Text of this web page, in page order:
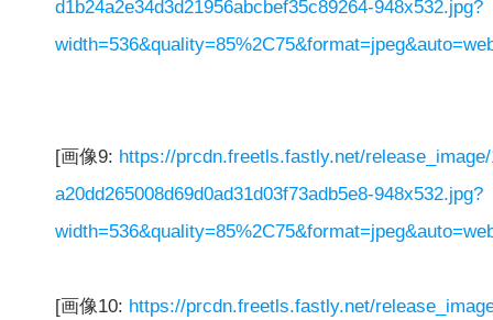
d1b24a2e34d3d21956abcbef35c89264-948x532.jpg?
[画像9: https://prcdn.freetls.fastly.net/
a20dd265008d69d0ad31d03f73adb5e8-948x532.jpg?
[画像10: https://prcdn.freetls.fastly.net/